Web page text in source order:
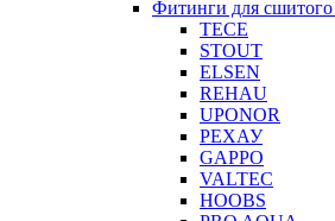
Фитинги для сшитого
TECE
STOUT
ELSEN
REHAU
UPONOR
РЕХАУ
GAPPO
VALTEC
HOOBS